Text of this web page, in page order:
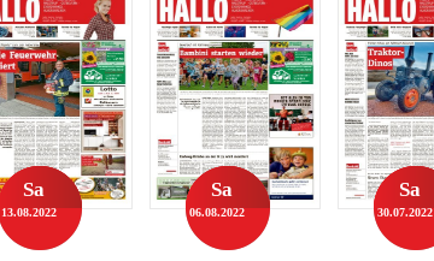
Sa
13.08.2022
Sa
06.08.2022
Sa
30.07.2022